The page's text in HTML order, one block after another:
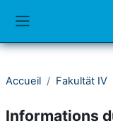
Accueil Fakultät IV
Informations